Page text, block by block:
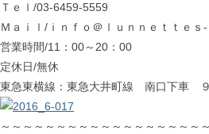
Ｔｅｌ/03-6459-5559
Ｍａｉｌ/ｉｎｆｏ＠ｌｕｎｎｅｔｔｅｓ
営業時間/11：00～20：00
定休日/無休
東急東横線：東急大井町線 南口下車
～～～～～～～～～～～～～～～～～～